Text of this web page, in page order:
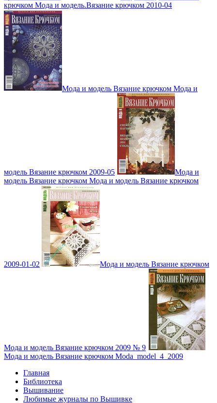
крючком Мода и модель.Вязание крючком 2010-04
Мода и модель Вязание крючком Мода и
модель Вязание крючком 2009-05
Мода и
модель Вязание крючком Мода и модель Вязание крючком
2009-01-02 Мода и модель Вязание крючком
Мода и модель Вязание крючком 2009 № 9
Мода и модель Вязание крючком Moda_model_4_2009
Главная
Библиотека
Вышивание
Любимые журналы по Вышивке